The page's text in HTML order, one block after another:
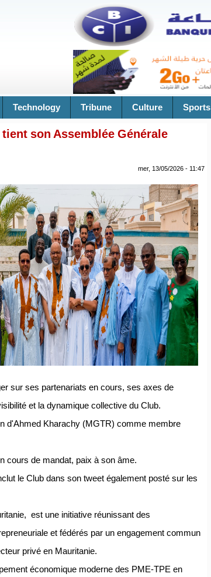
Technology Tribune Culture Sports
son Assemblée Générale
mer, 13/05/2026 - 11:47
sur ses partenariats en cours, ses axes de
et la dynamique collective du Club.
d'Ahmed Kharachy (MGTR) comme membre
cours de mandat, paix à son âme.
le Club dans son tweet également posté sur les
est une initiative réunissant des
et fédérés par un engagement commun
privé en Mauritanie.
économique moderne des PME-TPE en